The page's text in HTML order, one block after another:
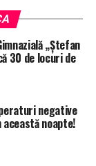
>
„Ștefan
30 de locuri de
negative
această noapte!